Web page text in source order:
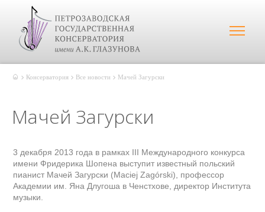
Консерватория Все новости Мачей Загурски
Мачей Загурски
3 декабря 2013 года в рамках III Международного конкурса
имени Фридерика Шопена выступит известный польский
пианист Мачей Загурски (Maciej Zagórski), профессор
Академии им. Яна Длугоша в Ченстхове, директор Института
музыки.